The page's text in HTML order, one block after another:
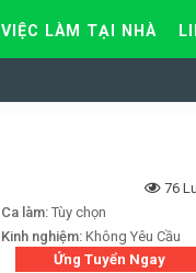
VIỆC LÀM TẠI NHÀ
76
Ca làm: Tùy chọn
Kinh nghiệm: Không Yêu Cầu
Ứng Tuyển Ngay